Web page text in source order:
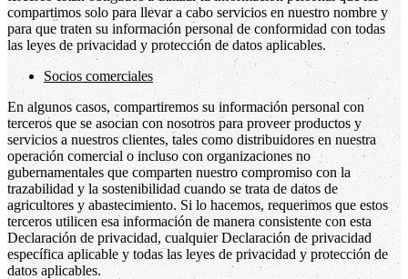
compartimos solo para llevar a cabo servicios en nuestro nombre y
para que traten su información personal de conformidad con todas
las leyes de privacidad y protección de datos aplicables.
Socios comerciales
En algunos casos, compartiremos su información personal con
terceros que se asocian con nosotros para proveer productos y
servicios a nuestros clientes, tales como distribuidores en nuestra
operación comercial o incluso con organizaciones no
gubernamentales que comparten nuestro compromiso con la
trazabilidad y la sostenibilidad cuando se trata de datos de
agricultores y abastecimiento. Si lo hacemos, requerimos que estos
terceros utilicen esa información de manera consistente con esta
Declaración de privacidad, cualquier Declaración de privacidad
específica aplicable y todas las leyes de privacidad y protección de
datos aplicables.